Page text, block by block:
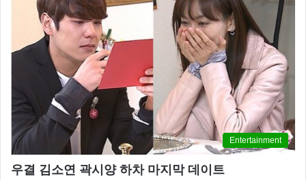
Entertainment
우결 김소연 곽시양 하차 마지막 데이트